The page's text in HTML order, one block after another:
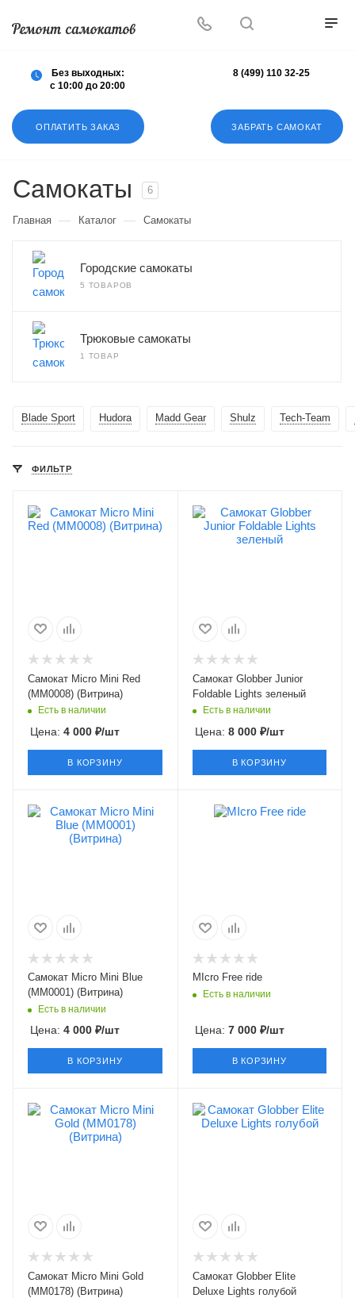
ОПЛАТИТЬ ЗАКАЗ ЗАБРАТЬ САМОКАТ
Без выходных:
с 10:00 до 20:00
8 (499) 110 32-25
Самокаты 6
Главная — Каталог — Самокаты
Городские самокаты
5 ТОВАРОВ
Трюковые самокаты
1 ТОВАР
Blade Sport Hudora Madd Gear Shulz Tech-Team
ФИЛЬТР
Самокат Micro Mini Red
(MM0008) (Витрина)
Есть в наличии
Цена: 4 000 ₽/шт
В КОРЗИНУ
Самокат Globber Junior
Foldable Lights зеленый
Есть в наличии
Цена: 8 000₽/шт
В КОРЗИНУ
Самокат Micro Mini Blue
(MM0001) (Витрина)
Есть в наличии
Цена: 4 000 ₽/шт
В КОРЗИНУ
MIcro Free ride
Есть в наличии
Цена: 7 000₽/шт
В КОРЗИНУ
Самокат Micro Mini Gold
(ММ0178) (Витрина)
Самокат Globber Elite
Deluxe Lights голубой